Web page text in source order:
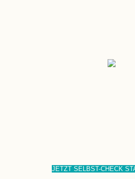
JETZT SELBST-CHECK